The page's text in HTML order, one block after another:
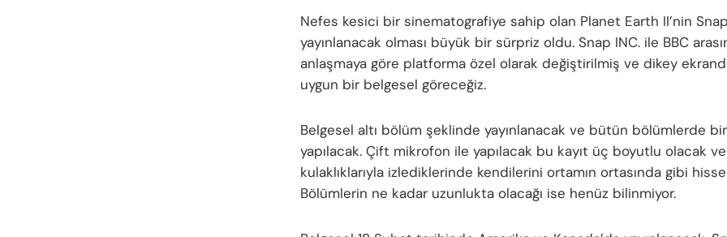
Nefes kesici bir sinematografiye sahip olan Planet Earth II’nin
yayınlanacak olması büyük bir sürpriz oldu. Snap INC. ile BBC
anlaşmaya göre platforma özel olarak değiştirilmiş ve dikey
uygun bir belgesel göreceğiz.
Belgesel altı bölüm şeklinde yayınlanacak ve bütün bölümlerde
yapılacak. Çift mikrofon ile yapılacak bu kayıt üç boyutlu olacak ve
kulaklıklarıyla izlediklerinde kendilerini ortamın ortasında gibi
Bölümlerin ne kadar uzunlukta olacağı ise henüz bilinmiyor.